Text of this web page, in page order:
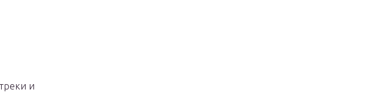
и